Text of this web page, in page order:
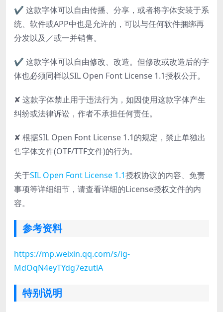
✔ 这款字体可以自由传播、分享，或者将字体安装于系
统、软件或APP中也是允许的，可以与任何软件捆绑再
分发以及／或一并销售。
✔ 这款字体可以自由修改、改造。但修改或改造后的字
体也必须同样以SIL Open Font License 1.1授权公开。
✘ 这款字体禁止用于违法行为，如因使用这款字体产生
纠纷或法律诉讼，作者不承担任何责任。
✘ 根据SIL Open Font License 1.1的规定，禁止单独出
售字体文件(OTF/TTF文件)的行为。
关于SIL Open Font License 1.1授权协议的内容、免责
事项等详细细节，请查看详细的License授权文件的内
容。
参考资料
https://mp.weixin.qq.com/s/ig-
MdOqN4eyTYdg7ezutlA
特别说明